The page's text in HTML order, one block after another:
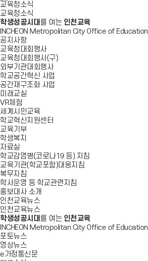
교육청소식
교육청소식
학생성공시대 를 여는 인천교육
INCHEON Metropolitan City Office of Education
공지사항
교육청대회행사
교육청대회행사(구)
외부기관대회행사
학교공간혁신 사업
공간재구조화 사업
미래교실
VR체험
세계시민교육
학교혁신지원센터
교육기부
학생복지
자료실
학교감염병(코로나19 등) 지침
교육기관(학교포함)대응지침
복무지침
학사운영 등 학교관련지침
홍보대사 소개
인천교육뉴스
인천교육뉴스
학생성공시대 를 여는 인천교육
INCHEON Metropolitan City Office of Education
포토뉴스
영상뉴스
e가정통신문